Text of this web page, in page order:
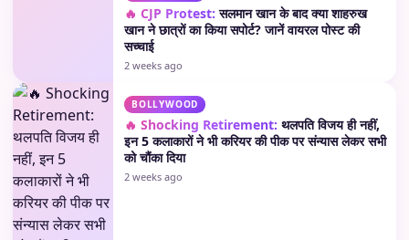
🔥 CJP Protest: सलमान खान के बाद क्या शाहरुख
खान ने छात्रों का किया सपोर्ट? जानें वायरल पोस्ट की
सच्चाई
2 weeks ago
BOLLYWOOD
🔥 Shocking Retirement: थलपति विजय ही नहीं,
इन 5 कलाकारों ने भी करियर की पीक पर संन्यास लेकर सभी
को चौंका दिया
2 weeks ago